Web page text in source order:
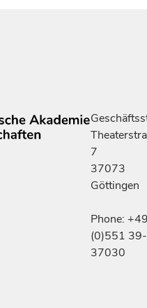
7
37073
Göttingen
Phone:
(0)551 39-
37030